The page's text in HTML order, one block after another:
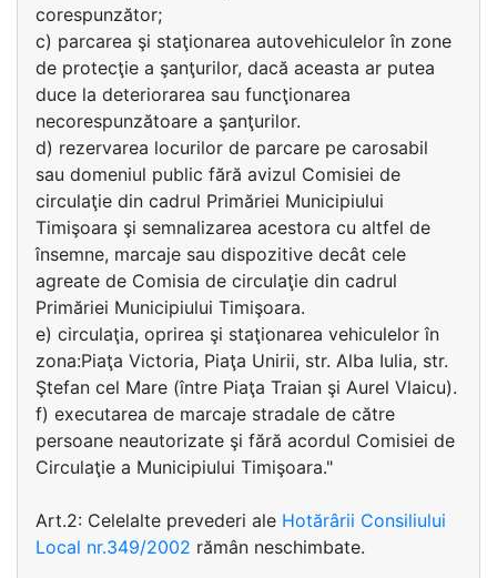
corespunzător;
c) parcarea şi staţionarea autovehiculelor în zone
de protecţie a şanţurilor, dacă aceasta ar putea
duce la deteriorarea sau funcţionarea
necorespunzătoare a şanţurilor.
d) rezervarea locurilor de parcare pe carosabil
sau domeniul public fără avizul Comisiei de
circulaţie din cadrul Primăriei Municipiului
Timişoara şi semnalizarea acestora cu altfel de
însemne, marcaje sau dispozitive decât cele
agreate de Comisia de circulaţie din cadrul
Primăriei Municipiului Timişoara.
e) circulaţia, oprirea şi staţionarea vehiculelor în
zona:Piaţa Victoria, Piaţa Unirii, str. Alba Iulia, str.
Ştefan cel Mare (între Piaţa Traian şi Aurel Vlaicu).
f) executarea de marcaje stradale de către
persoane neautorizate şi fără acordul Comisiei de
Circulaţie a Municipiului Timişoara."
Art.2: Celelalte prevederi ale Hotărârii Consiliului
Local nr.349/2002 rămân neschimbate.